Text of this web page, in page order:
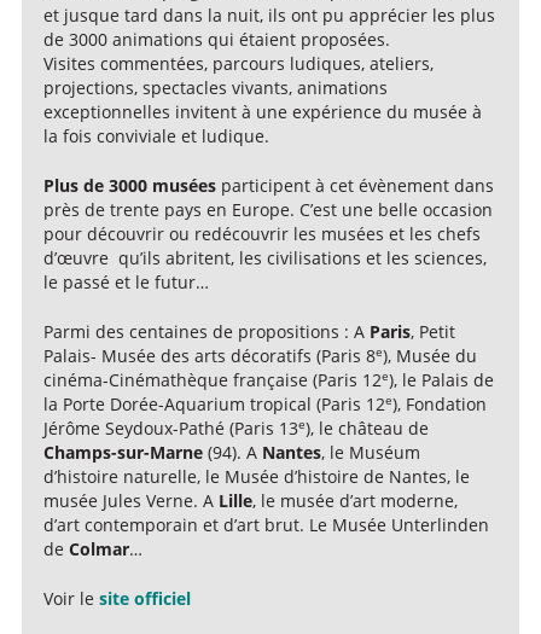
et jusque tard dans la nuit, ils ont pu apprécier les plus
de 3000 animations qui étaient proposées.
Visites commentées, parcours ludiques, ateliers,
projections, spectacles vivants, animations
exceptionnelles invitent à une expérience du musée à
la fois conviviale et ludique.
Plus de 3000 musées participent à cet évènement dans
près de trente pays en Europe. C’est une belle occasion
pour découvrir ou redécouvrir les musées et les chefs
d’œuvre qu’ils abritent, les civilisations et les sciences,
le passé et le futur…
Parmi des centaines de propositions : A Paris, Petit
Palais- Musée des arts décoratifs (Paris 8e), Musée du
cinéma-Cinémathèque française (Paris 12e), le Palais de
la Porte Dorée-Aquarium tropical (Paris 12e), Fondation
Jérôme Seydoux-Pathé (Paris 13e), le château de
Champs-sur-Marne (94). A Nantes, le Muséum
d’histoire naturelle, le Musée d’histoire de Nantes, le
musée Jules Verne. A Lille, le musée d’art moderne,
d’art contemporain et d’art brut. Le Musée Unterlinden
de Colmar…
Voir le site officiel